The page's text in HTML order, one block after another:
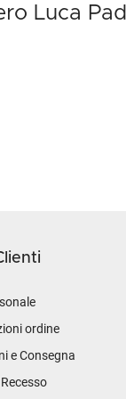
Luca
ordine
e Consegna